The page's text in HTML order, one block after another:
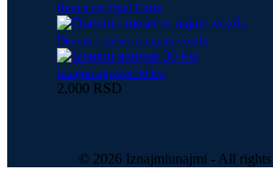
Rent a car Opel Corsa
Dnevni i mesecni najam vozila
Iznajmi agregat 30 kw
2,000 RSD
© 2026 Iznajmiunajmi - All rights